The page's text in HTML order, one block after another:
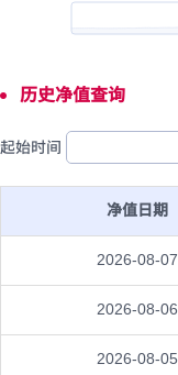
历史净值查询
起始时间
净值日期
2026-08-07
2026-08-06
2026-08-05